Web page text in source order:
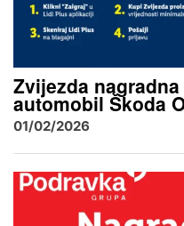
Zvijezda
automobil Škoda
01/02/2026